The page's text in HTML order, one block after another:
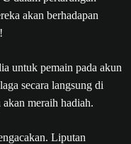
akan berhadapan
untuk pemain pada akun
secara langsung di
meraih hadiah.
Liputan